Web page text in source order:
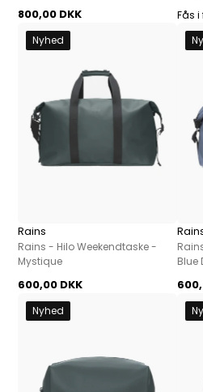
800,00 DKK
Fås i
Nyhed
Rains
Rains - Hilo Weekendtaske -
Mystique
600,00 DKK
Blue
Nyhed